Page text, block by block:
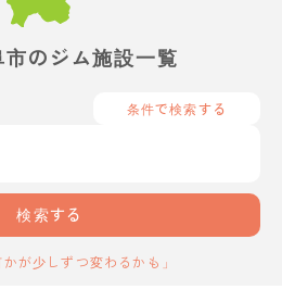
のジム施設一覧
条件で検索する
検索する
が少しずつ変わるかも」